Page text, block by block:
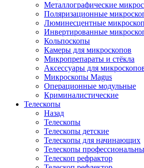
Металлографические
Поляризационные
Люминесцентные
Инвертированные
Кольпоскопы
Камеры для микроскопов
Микропрепараты и стёкла
Аксессуары для
Микроскопы Magus
Операционные модульные
Криминалистические
Телескопы
Назад
Телескопы
Телескопы детские
Телескопы для начинающих
Телескопы
Телескоп рефрактор